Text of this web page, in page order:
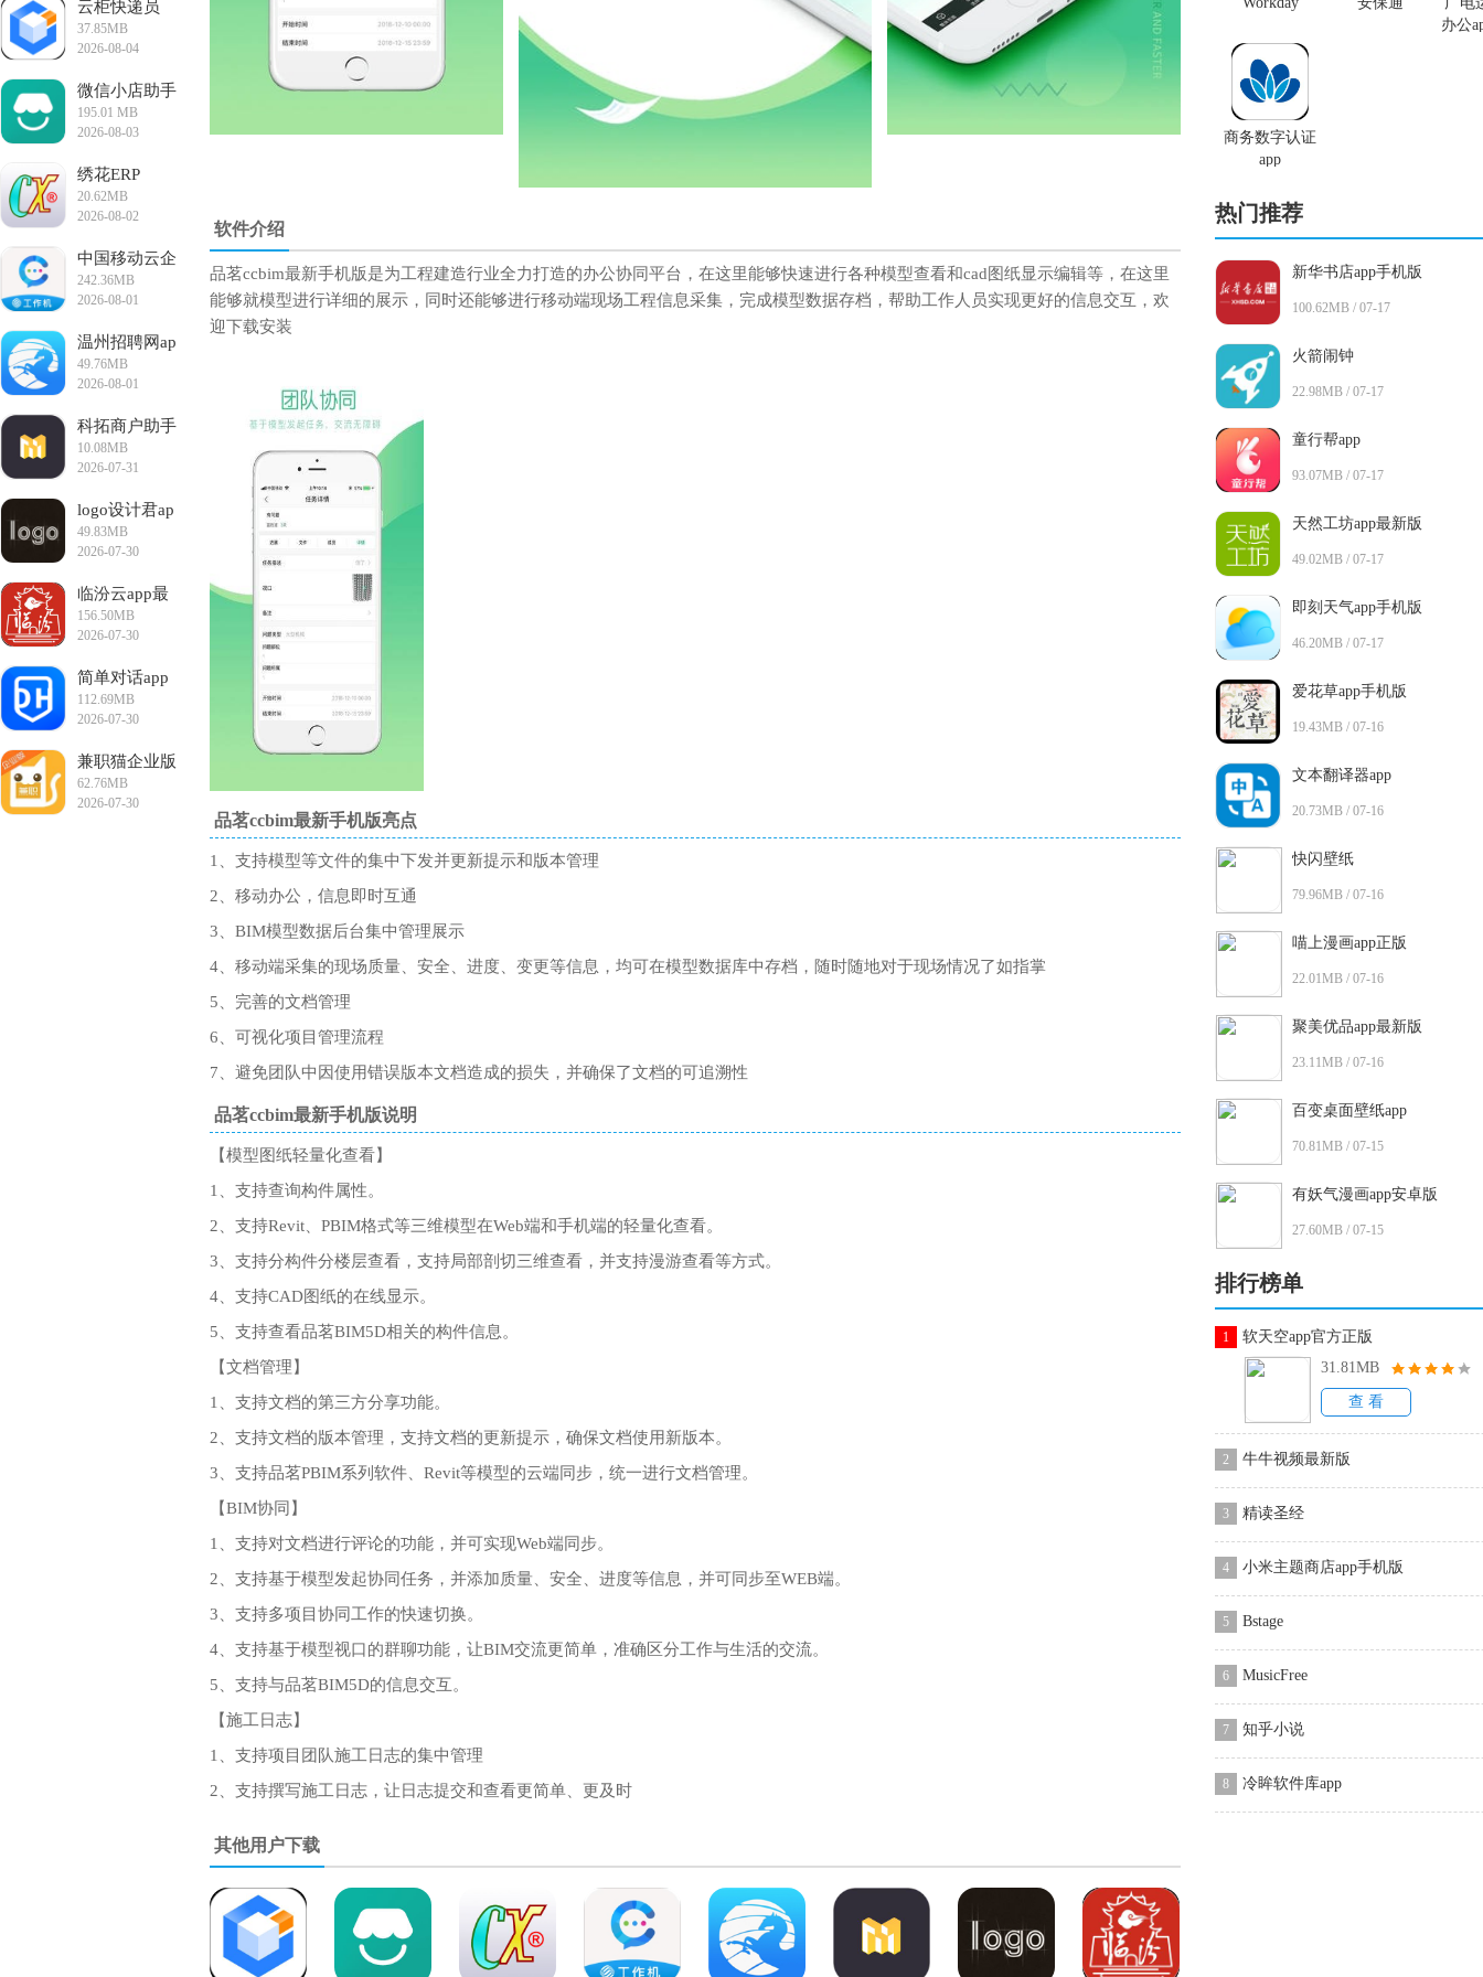
云柜快递员
37.85MB
2026-08-04
微信小店助手
195.01 MB
2026-08-03
绣花ERP
20.62MB
2026-08-02
中国移动云企
信app
242.36MB
2026-08-01
温州招聘网ap
p手机版
49.76MB
2026-08-01
科拓商户助手
app最新版
10.08MB
2026-07-31
logo设计君ap
p
49.83MB
2026-07-30
临汾云app最
新版
156.50MB
2026-07-30
简单对话app
安卓版
112.69MB
2026-07-30
兼职猫企业版
app
62.76MB
2026-07-30
软件介绍
品茗ccbim最新手机版是为工程建造行业全力打造的办公协同平台，在这里能够快速进行各种模型查看和cad图纸显示编辑等，在这里
能够就模型进行详细的展示，同时还能够进行移动端现场工程信息采集，完成模型数据存档，帮助工作人员实现更好的信息交互，欢
迎下载安装
品茗ccbim最新手机版亮点
1、支持模型等文件的集中下发并更新提示和版本管理
2、移动办公，信息即时互通
3、BIM模型数据后台集中管理展示
4、移动端采集的现场质量、安全、进度、变更等信息，均可在模型数据库中存档，随时随地对于现场情况了如指掌
5、完善的文档管理
6、可视化项目管理流程
7、避免团队中因使用错误版本文档造成的损失，并确保了文档的可追溯性
品茗ccbim最新手机版说明
【模型图纸轻量化查看】
1、支持查询构件属性。
2、支持Revit、PBIM格式等三维模型在Web端和手机端的轻量化查看。
3、支持分构件分楼层查看，支持局部剖切三维查看，并支持漫游查看等方式。
4、支持CAD图纸的在线显示。
5、支持查看品茗BIM5D相关的构件信息。
【文档管理】
1、支持文档的第三方分享功能。
2、支持文档的版本管理，支持文档的更新提示，确保文档使用新版本。
3、支持品茗PBIM系列软件、Revit等模型的云端同步，统一进行文档管理。
【BIM协同】
1、支持对文档进行评论的功能，并可实现Web端同步。
2、支持基于模型发起协同任务，并添加质量、安全、进度等信息，并可同步至WEB端。
3、支持多项目协同工作的快速切换。
4、支持基于模型视口的群聊功能，让BIM交流更简单，准确区分工作与生活的交流。
5、支持与品茗BIM5D的信息交互。
【施工日志】
1、支持项目团队施工日志的集中管理
2、支持撰写施工日志，让日志提交和查看更简单、更及时
其他用户下载
办公
商务数字认证
app
热门推荐
新华书店app手机版
100.62MB / 07-17
火箭闹钟
22.98MB / 07-17
童行帮app
93.07MB / 07-17
天然工坊app最新版
49.02MB / 07-17
即刻天气app手机版
46.20MB / 07-17
爱花草app手机版
19.43MB / 07-16
文本翻译器app
20.73MB / 07-16
快闪壁纸
79.96MB / 07-16
喵上漫画app正版
22.01MB / 07-16
聚美优品app最新版
23.11MB / 07-16
百变桌面壁纸app
70.81MB / 07-15
有妖气漫画app安卓版
27.60MB / 07-15
排行榜单
1
软天空app官方正版
31.81MB
查 看
2 牛牛视频最新版
3 精读圣经
4 小米主题商店app手机版
5 Bstage
6 MusicFree
7 知乎小说
8 冷眸软件库app